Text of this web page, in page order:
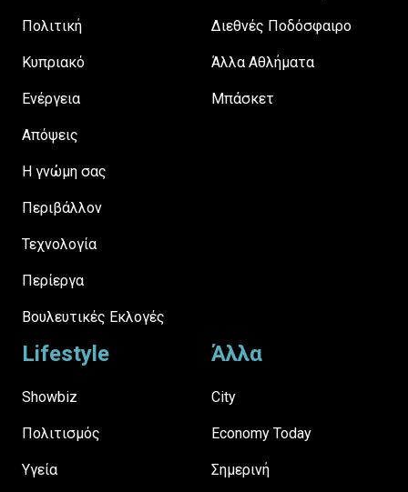
Πολιτική
Κυπριακό
Ενέργεια
Απόψεις
H γνώμη σας
Περιβάλλον
Τεχνολογία
Περίεργα
Βουλευτικές Εκλογές
Διεθνές Ποδόσφαιρο
Άλλα Αθλήματα
Μπάσκετ
Lifestyle
Showbiz
Πολιτισμός
Υγεία
Άλλα
City
Economy Today
Σημερινή